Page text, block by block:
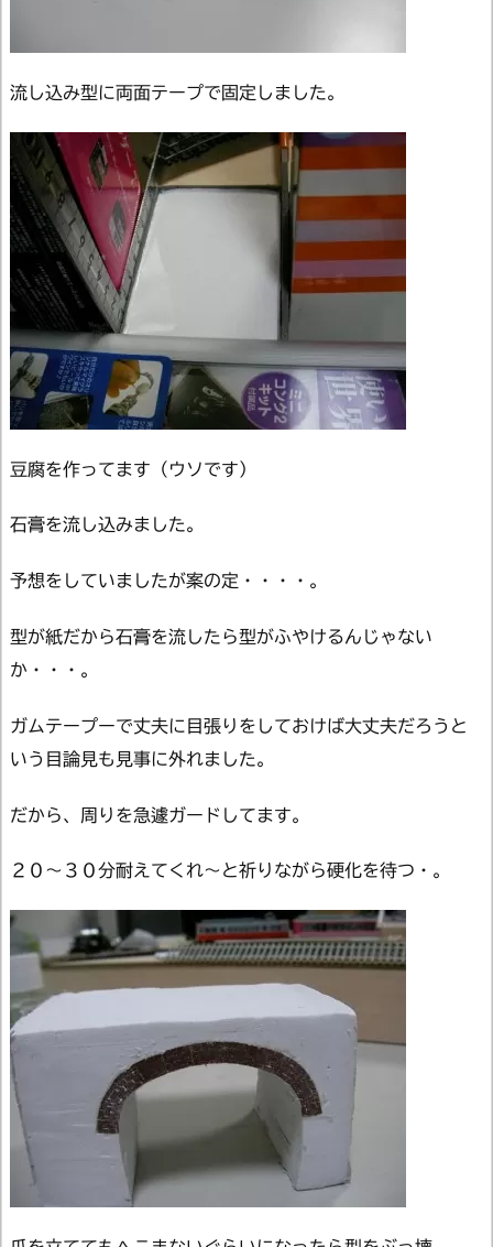
流し込み型に両面テープで固定しました。
豆腐を作ってます（ウソです）
石膏を流し込みました。
予想をしていましたが案の定・・・・。
型が紙だから石膏を流したら型がふやけるんじゃない
か・・・。
ガムテープーで丈夫に目張りをしておけば大丈夫だろうと
いう目論見も見事に外れました。
だから、周りを急遽ガードしてます。
２０～３０分耐えてくれ～と祈りながら硬化を待つ・。